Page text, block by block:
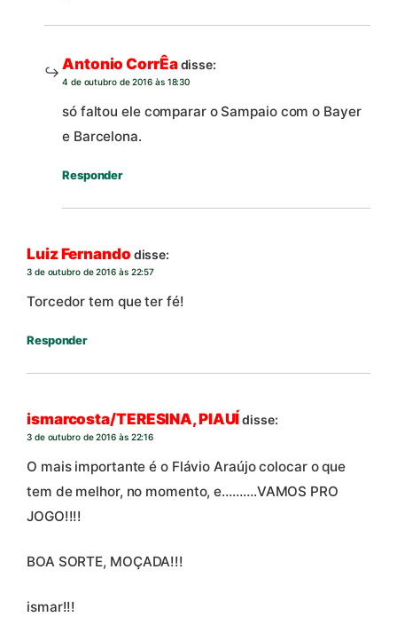
Antonio CorrÊadisse:
4 de outubro de 2016 às 18:30
só faltou ele comparar o Sampaio com o Bayer
e Barcelona.
Responder
Luiz Fernando disse:
3 de outubro de 2016 às 22:57
Torcedor tem que ter fé!
Responder
ismarcosta/TERESINA, PIAUÍdisse:
3 de outubro de 2016 às 22:16
O mais importante é o Flávio Araújo colocar o que
tem de melhor, no momento, e……….VAMOS PRO
JOGO!!!!
BOA SORTE, MOÇADA!!!
ismar!!!